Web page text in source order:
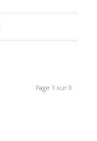
Page 1 sur 3